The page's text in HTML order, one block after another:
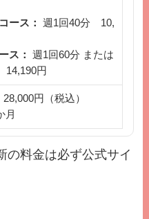
ース：
週1回40分 10,
ス：
週1回60分 または
円
28,000円（税込）
月
料金は必ず公式サイ